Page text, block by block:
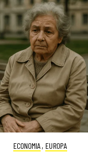
ECONOMIA , EUROPA